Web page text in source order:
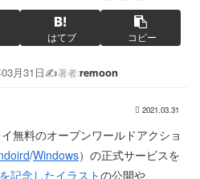
はてブ コピー
月31日✍️著者:remoon
2021.03.31
無料のオープンワールドアクショ
/Windows）の正式サービスを
記念したイラストの公開や、